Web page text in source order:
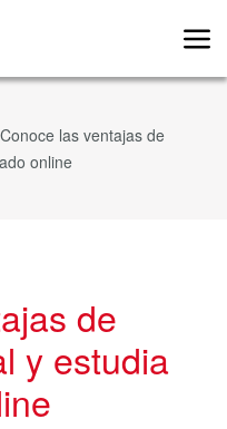
Conoce las ventajas de
online
de
y estudia